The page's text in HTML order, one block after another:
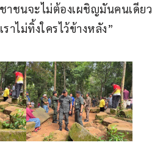
าชนจะไม่ต้องเผชิญมันคนเดียว
าไม่ทิ้งใครไว้ข้างหลัง”